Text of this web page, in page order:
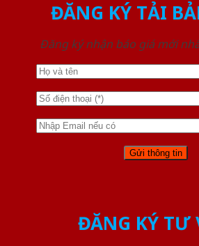
ĐĂNG KÝ TẢI
Đăng ký nhận báo giá mới
ĐĂNG KÝ TƯ